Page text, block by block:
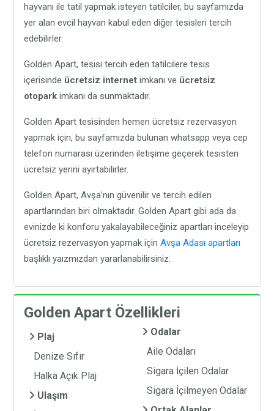
hayvanı ile tatil yapmak isteyen tatilciler, bu sayfamızda
yer alan evcil hayvan kabul eden diğer tesisleri tercih
edebilirler.
Golden Apart, tesisi tercih eden tatilcilere tesis
içerisinde ücretsiz internet imkanı ve ücretsiz
otopark imkanı da sunmaktadır.
Golden Apart tesisinden hemen ücretsiz rezervasyon
yapmak için, bu sayfamızda bulunan whatsapp veya cep
telefon numarası üzerinden iletişime geçerek tesisten
ücretsiz yerini ayırtabilirler.
Golden Apart, Avşa'nın güvenilir ve tercih edilen
apartlarından biri olmaktadır. Golden Apart gibi ada da
evinizde ki konforu yakalayabileceğiniz apartları inceleyip
ücretsiz rezervasyon yapmak içinAvşa Adası apartları
başlıklı yaızmızdan yararlanabilirsiniz.
Golden Apart Özellikleri
Plaj
Denize Sıfır
Halka Açık Plaj
Ulaşım
Odalar
Aile Odaları
Sigara İçilen Odalar
Sigara İçilmeyen Odalar